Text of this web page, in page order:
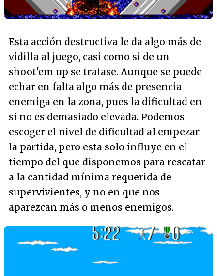
Esta acción destructiva le da algo más de
vidilla al juego, casi como si de un
shoot'em up se tratase. Aunque se puede
echar en falta algo más de presencia
enemiga en la zona, pues la dificultad en
sí no es demasiado elevada. Podemos
escoger el nivel de dificultad al empezar
la partida, pero esta solo influye en el
tiempo del que disponemos para rescatar
a la cantidad mínima requerida de
supervivientes, y no en que nos
aparezcan más o menos enemigos.